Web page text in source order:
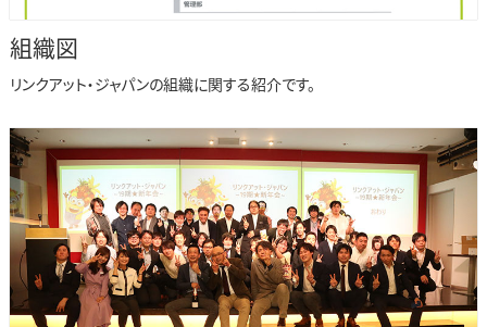
組織図
リンクアット・ジャパンの組織に関する紹介です。